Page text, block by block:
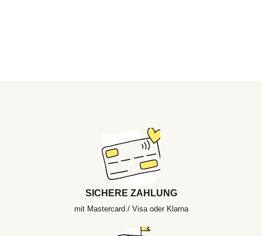
SICHERE ZAHLUNG
mit Mastercard / Visa oder Klarna